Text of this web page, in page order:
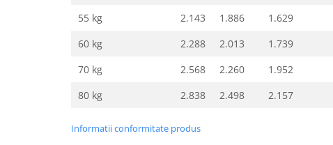
55 kg
2.143 1.886
1.629
60 kg
2.288 2.013
1.739
70 kg
2.568 2.260
1.952
80 kg
2.838 2.498 2.157
Informatii conformitate produs